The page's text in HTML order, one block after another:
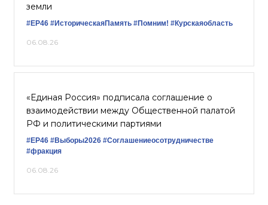
земли
#ЕР46 #ИсторическаяПамять #Помним! #Курскаяобласть
06.08.26
«Единая Россия» подписала соглашение о
взаимодействии между Общественной палатой
РФ и политическими партиями
#ЕР46 #Выборы2026 #Соглашениеосотрудничестве
#фракция
06.08.26